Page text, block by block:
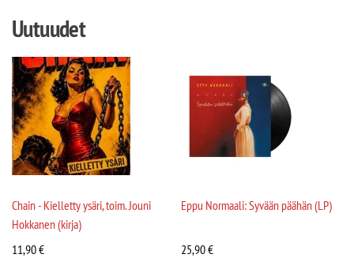
Uutuudet
Chain - Kielletty ysäri, toim. Jouni
Hokkanen (kirja)
11,90€
Eppu Normaali: Syvään päähän (LP)
25,90€